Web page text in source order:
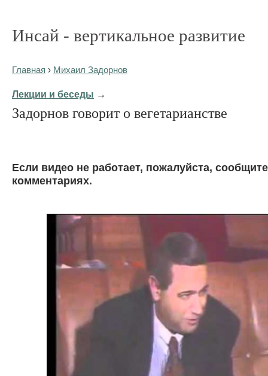
Инсай - вертикальное развитие
Главная › Михаил Задорнов
Лекции и беседы →
Задорнов говорит о вегетарианстве
Eсли видео не работает, пожалуйста,
комментариях.